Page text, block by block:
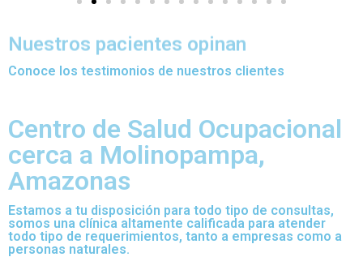
Nuestros pacientes opinan
Conoce los testimonios de nuestros clientes
Centro de Salud Ocupacional
cerca a Molinopampa,
Amazonas
Estamos a tu disposición para todo tipo de consultas,
somos una clínica altamente calificada para atender
todo tipo de requerimientos, tanto a empresas como a
personas naturales.